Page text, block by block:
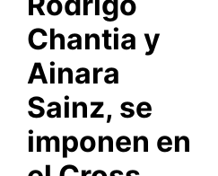
Chantia y
Ainara
Sainz, se
imponen en